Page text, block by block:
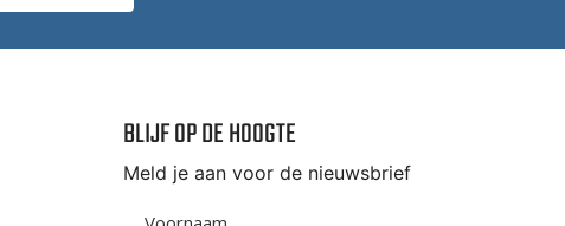
BLIJF OP DE HOOGTE
Meld je aan voor de nieuwsbrief